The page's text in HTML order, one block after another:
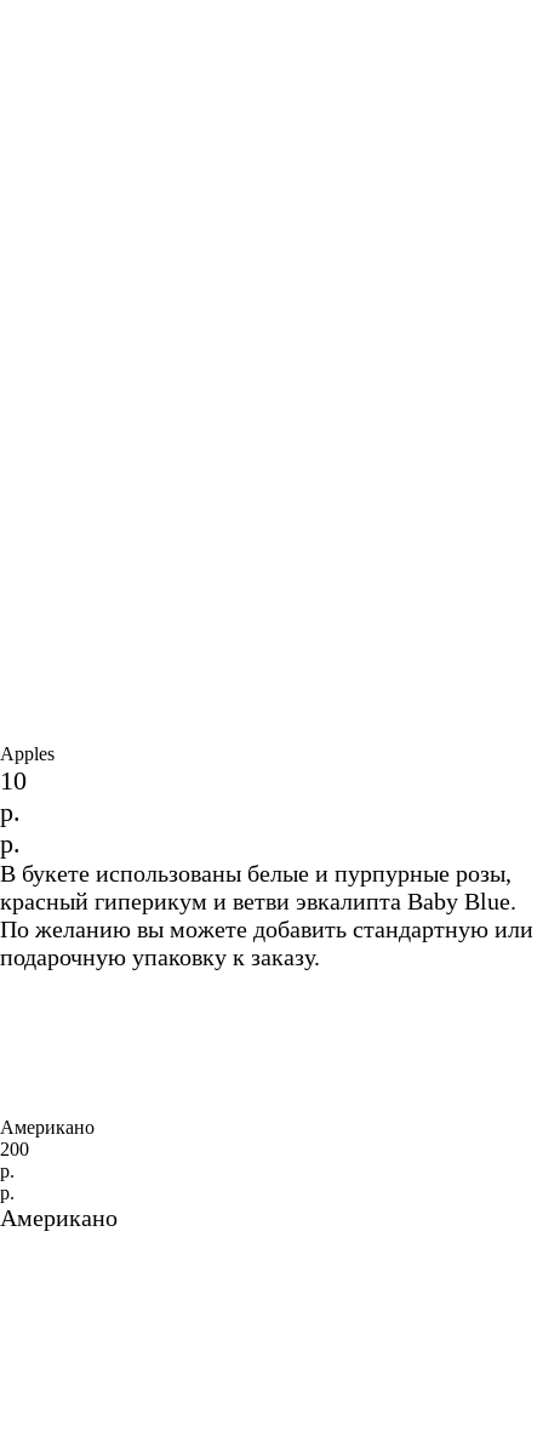
Apples
10
р.
р.
В букете использованы белые и пурпурные розы,
красный гиперикум и ветви эвкалипта Baby Blue.
По желанию вы можете добавить стандартную или
подарочную упаковку к заказу.
Американо
200
р.
р.
Американо